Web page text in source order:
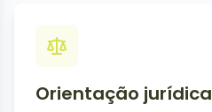
Orientação jurídica